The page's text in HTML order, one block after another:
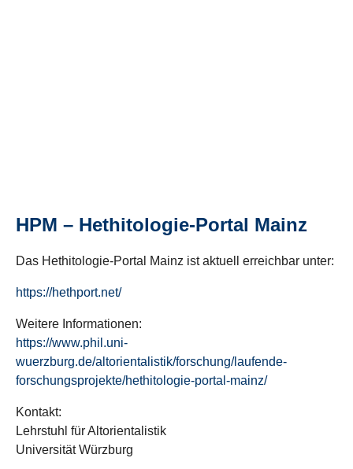
HPM – Hethitologie-Portal Mainz
Das Hethitologie-Portal Mainz ist aktuell erreichbar unter:
https://hethport.net/
Weitere Informationen:
https://www.phil.uni-
wuerzburg.de/altorientalistik/forschung/laufende-
forschungsprojekte/hethitologie-portal-mainz/
Kontakt:
Lehrstuhl für Altorientalistik
Universität Würzburg